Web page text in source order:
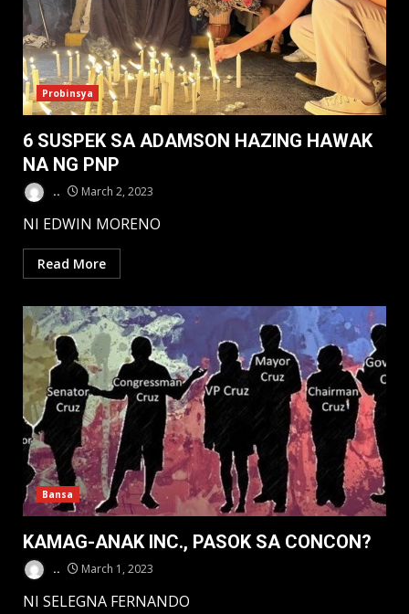
Probinsya
6 SUSPEK SA ADAMSON HAZING HAWAK
NA NG PNP
.. March 2, 2023
NI EDWIN MORENO
Read More
Bansa
KAMAG-ANAK INC., PASOK SA CONCON?
.. March 1, 2023
NI SELEGNA FERNANDO